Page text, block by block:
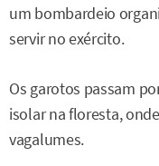
um bombardeio
servir no exército.
Os garotos passam
isolar na floresta,
vagalumes.